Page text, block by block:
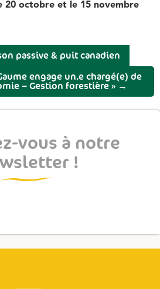
20 octobre et le 15 novembre
passive & puit canadien
engage un.e chargé(e) de
– Gestion forestière » →
vous à notre
!